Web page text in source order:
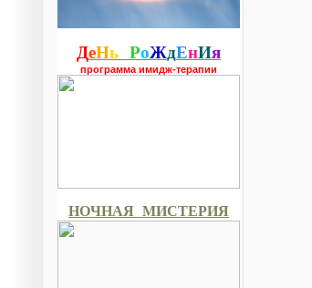
ДеНь РоЖдЕнИя
программа имидж-терапии
НОЧНАЯ МИСТЕРИЯ